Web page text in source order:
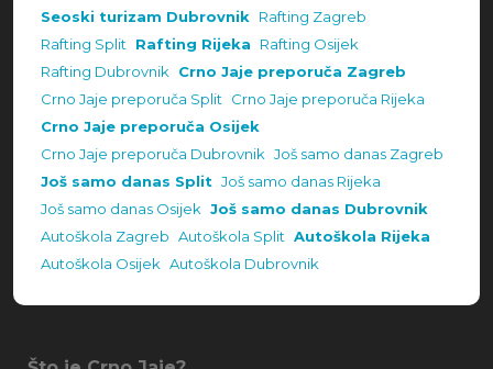
Seoski turizam Dubrovnik Rafting Zagreb
Rafting Split Rafting Rijeka
Rafting Osijek
Rafting Dubrovnik Crno Jaje preporuča Zagreb
Crno Jaje preporuča Split Crno Jaje preporuča Rijeka
Crno Jaje preporuča Osijek
Crno Jaje preporuča Dubrovnik Još samo danas Zagreb
Još samo danas Split Još samo danas Rijeka
Još samo danas Osijek Još samo danas Dubrovnik
Autoškola Zagreb Autoškola Split Autoškola Rijeka
Autoškola Osijek Autoškola Dubrovnik